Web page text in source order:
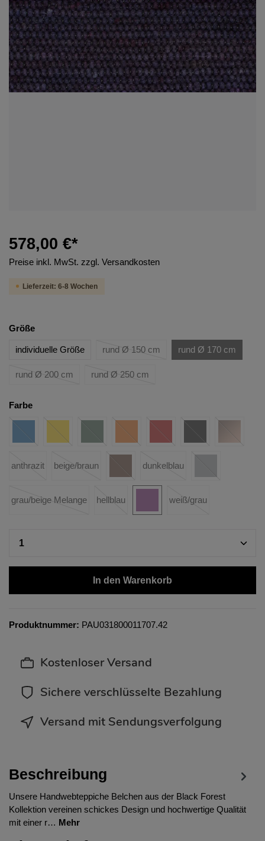
578,00 €*
Preise inkl. MwSt. zzgl. Versandkosten
Lieferzeit: 6-8 Wochen
Größe
individuelle Größe rund Ø 150 cm rund Ø 170 cm
rund Ø 200 cm rund Ø 250 cm
Farbe
anthrazit beige/braun dunkelblau
grau/beige Melange hellblau weiß/grau
In den Warenkorb
Produktnummer: PAU031800011707.42
Kostenloser Versand
Sichere verschlüsselte Bezahlung
Versand mit Sendungsverfolgung
Beschreibung
Unsere Handwebteppiche Belchen aus der Black Forest
Kollektion vereinen schickes Design und hochwertige Qualität
mit einer r… Mehr